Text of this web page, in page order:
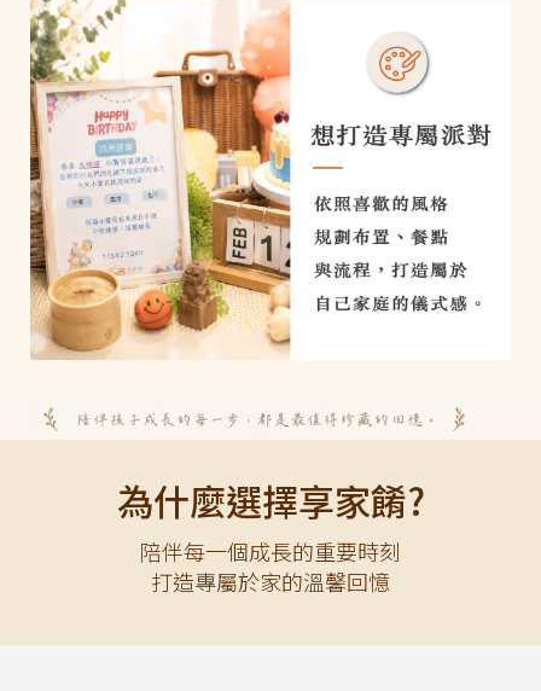
為什麼選擇享家餚?
陪伴每一個成長的重要時刻
打造專屬於家的溫馨回憶